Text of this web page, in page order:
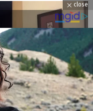
close